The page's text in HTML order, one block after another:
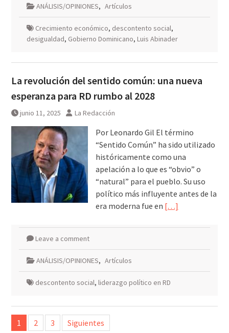
ANÁLISIS/OPINIONES, Artículos
Crecimiento económico, descontento social,
desigualdad, Gobierno Dominicano, Luis Abinader
La revolución del sentido común: una nueva
esperanza para RD rumbo al 2028
junio 11, 2025 La Redacción
Por Leonardo Gil El término
“Sentido Común” ha sido utilizado
históricamente como una
apelación a lo que es “obvio” o
“natural” para el pueblo. Su uso
político más influyente antes de la
era moderna fue en […]
Leave a comment
ANÁLISIS/OPINIONES, Artículos
descontento social, liderazgo político en RD
Paginación
de
1 2 3 Siguientes